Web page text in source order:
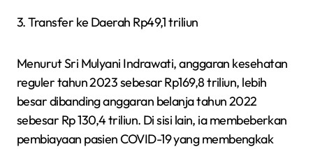
3. Transfer ke Daerah Rp49,1 triliun
Menurut Sri Mulyani Indrawati, anggaran kesehatan
reguler tahun 2023 sebesar Rp169,8 triliun, lebih
besar dibanding anggaran belanja tahun 2022
sebesar Rp 130,4 triliun. Di sisi lain, ia membeberkan
pembiayaan pasien COVID-19 yang membengkak